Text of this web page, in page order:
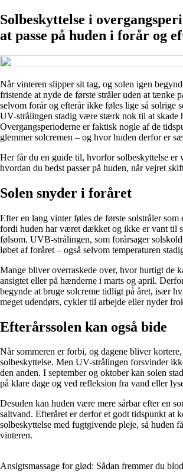
Solbeskyttelse i
at passe på huden i forår og
Når vinteren slipper sit tag, og solen igen
fristende at nyde de første stråler uden at tænke
selvom forår og efterår ikke føles lige så solrige
UV-strålingen stadig være stærk nok til at skade
Overgangsperioderne er faktisk nogle af de
glemmer solcremen – og hvor huden derfor er
Her får du en guide til, hvorfor solbeskyttelse er
hvordan du bedst passer på huden, når vejret
Solen snyder i foråret
Efter en lang vinter føles de første solstråler som
fordi huden har været dækket og ikke er vant til
følsom. UVB-strålingen, som forårsager
løbet af foråret – også selvom temperaturen
Mange bliver overraskede over, hvor hurtigt de
ansigtet eller på hænderne i marts og april.
begynde at bruge solcreme tidligt på året, især
meget udendørs, cykler til arbejde eller nyder
Efterårssolen kan også bide
Når sommeren er forbi, og dagene bliver
solbeskyttelse. Men UV-strålingen forsvinder
den anden. I september og oktober kan solen
på klare dage og ved refleksion fra vand eller
Desuden kan huden være mere sårbar efter en
saltvand. Efteråret er derfor et godt tidspunkt at
solbeskyttelse med fugtgivende pleje, så huden
vinteren.
Ansigtsmassage for glød: Sådan fremmer du